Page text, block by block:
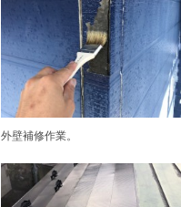
外壁補修作業。